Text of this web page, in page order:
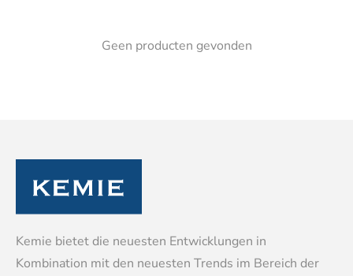
Geen producten gevonden
Kemie bietet die neuesten Entwicklungen in
Kombination mit den neuesten Trends im Bereich der